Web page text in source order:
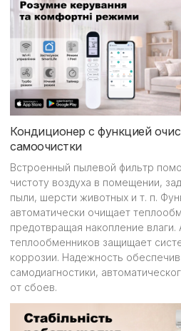
Кондиционер с функцией
самоочистки
Встроенный пылевой фильтр
чистоту воздуха в помещении,
пыли, шерсти животных и т. п.
автоматически очищает
предотвращая накопление
теплообменников защищает
коррозии. Надежность
самодиагностики,
от сбоев.